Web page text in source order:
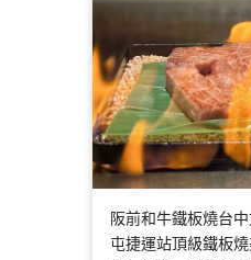
阪前和牛鐵板燒台
屯捷運站頂級鐵板燒